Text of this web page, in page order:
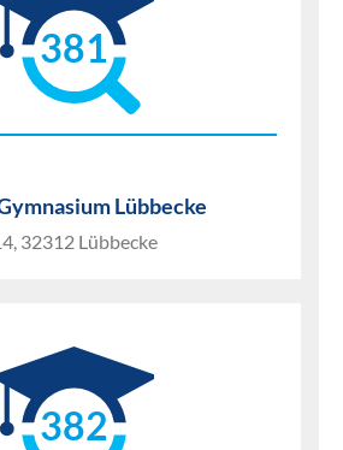
381
Lübbecke
32312 Lübbecke
382